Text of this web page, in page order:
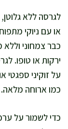
לגרסה ללא
או עם ניוקי
כבר צמחוני וללא
ירקות או טופו.
על זוקיני ספגטי
כמו ארוחה מלאה.
כדי לשמור על